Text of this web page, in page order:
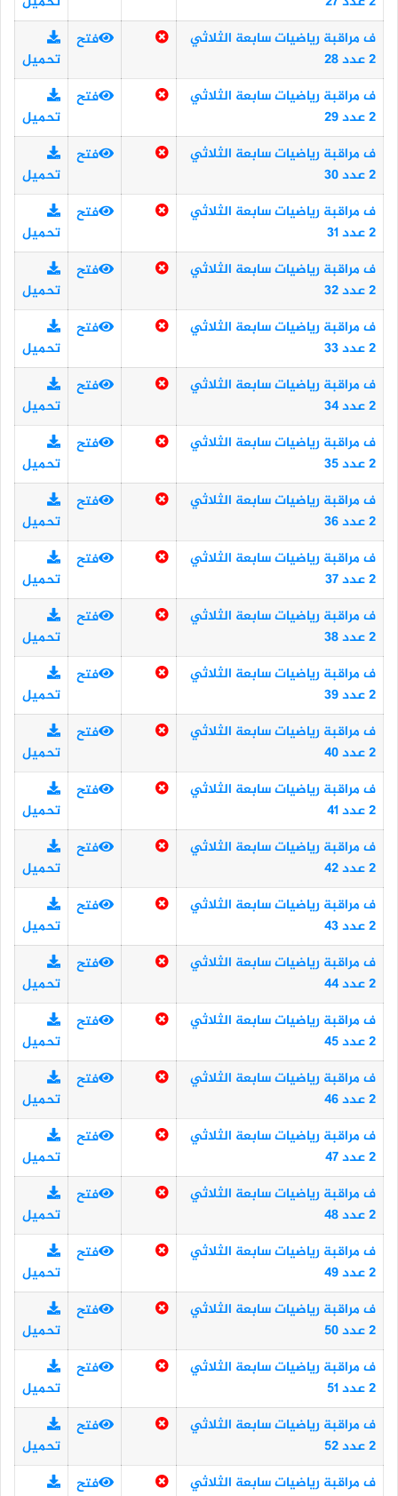
ف مراقبة رياضيات سابعة الثلاثي
2 عدد 28
فتح
تحميل
ف مراقبة رياضيات سابعة الثلاثي
2 عدد 29
فتح
تحميل
ف مراقبة رياضيات سابعة الثلاثي
2 عدد 30
فتح
تحميل
ف مراقبة رياضيات سابعة الثلاثي
2 عدد 31
فتح
تحميل
ف مراقبة رياضيات سابعة الثلاثي
2 عدد 32
فتح
تحميل
ف مراقبة رياضيات سابعة الثلاثي
2 عدد 33
فتح
تحميل
ف مراقبة رياضيات سابعة الثلاثي
2 عدد 34
فتح
تحميل
ف مراقبة رياضيات سابعة الثلاثي
2 عدد 35
فتح
تحميل
ف مراقبة رياضيات سابعة الثلاثي
2 عدد 36
فتح
تحميل
ف مراقبة رياضيات سابعة الثلاثي
2 عدد 37
فتح
تحميل
ف مراقبة رياضيات سابعة الثلاثي
2 عدد 38
فتح
تحميل
ف مراقبة رياضيات سابعة الثلاثي
2 عدد 39
فتح
تحميل
ف مراقبة رياضيات سابعة الثلاثي
2 عدد 40
فتح
تحميل
ف مراقبة رياضيات سابعة الثلاثي
2 عدد 41
فتح
تحميل
ف مراقبة رياضيات سابعة الثلاثي
2 عدد 42
فتح
تحميل
ف مراقبة رياضيات سابعة الثلاثي
2 عدد 43
فتح
تحميل
ف مراقبة رياضيات سابعة الثلاثي
2 عدد 44
فتح
تحميل
ف مراقبة رياضيات سابعة الثلاثي
2 عدد 45
فتح
تحميل
ف مراقبة رياضيات سابعة الثلاثي
2 عدد 46
فتح
تحميل
ف مراقبة رياضيات سابعة الثلاثي
2 عدد 47
فتح
تحميل
ف مراقبة رياضيات سابعة الثلاثي
2 عدد 48
فتح
تحميل
ف مراقبة رياضيات سابعة الثلاثي
2 عدد 49
فتح
تحميل
ف مراقبة رياضيات سابعة الثلاثي
2 عدد 50
فتح
تحميل
ف مراقبة رياضيات سابعة الثلاثي
2 عدد 51
فتح
تحميل
ف مراقبة رياضيات سابعة الثلاثي
2 عدد 52
فتح
تحميل
ف مراقبة رياضيات سابعة الثلاثي
فتح